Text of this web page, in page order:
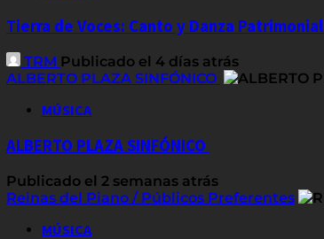
Tierra de Voces: Canto y Danza Patrimonial
TRM Publicado el 4 días atrás
ALBERTO PLAZA SINFÓNICO
MÚSICA
ALBERTO PLAZA SINFÓNICO
Publicado el 2 semanas atrás
Reinas del Piano / Públicos Preferentes
MÚSICA